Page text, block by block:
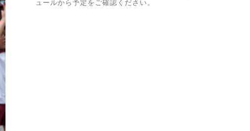
ュールから予定をご確認ください。